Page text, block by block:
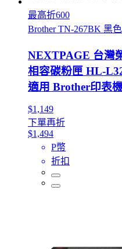
最高折600
Brother TN-267BK 黑
NEXTPAGE 台灣
相容碳粉匣 HL-
適用 Brother印表
$1,149
下單再折
$1,494
P幣
折扣